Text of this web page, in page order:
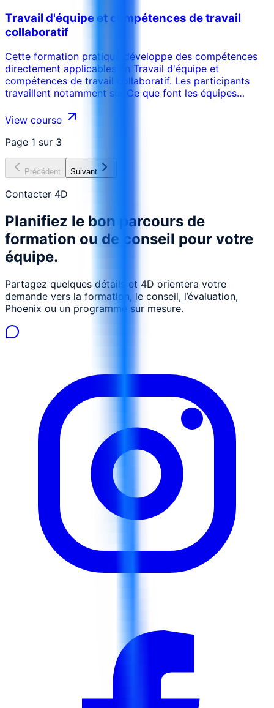
Travail d'équipe et compétences de travail
collaboratif
Cette formation pratique développe des compétences
directement applicables en Travail d'équipe et
compétences de travail collaboratif. Les participants
travaillent notamment sur Ce que font les équipes
travail, ainsi que Communication collaborative, puis
adaptés à leur environnement professionnel.
View course
Page 1 sur 3
Précédent Suivant
Contacter 4D
Planifiez le bon parcours de
formation ou de conseil pour votre
équipe.
Partagez quelques détails et 4D orientera votre
demande vers la formation, le conseil, l’évaluation,
Phoenix ou un programme sur mesure.